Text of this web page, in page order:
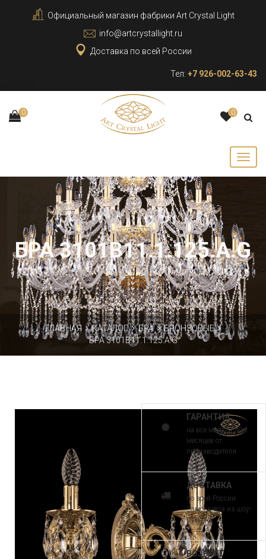
Официальный магазин фабрики Art Crystal Light
info@artcrystallight.ru
Доставка по всей России
Тел: +7 926-002-63-43
0 0
БРА 3101B11.1.125.A.G
ГЛАВНАЯ КАТАЛОГ БРА
БРОНЗОВЫЕ
БРА 3101B11.1.125.A.G
ГАРАНТИЯ
на все модели 30
месяцев от
производителя
ДОСТАВКА
по всей России.
Самовывоз из шоу-
рума
ВОЗВРАТ